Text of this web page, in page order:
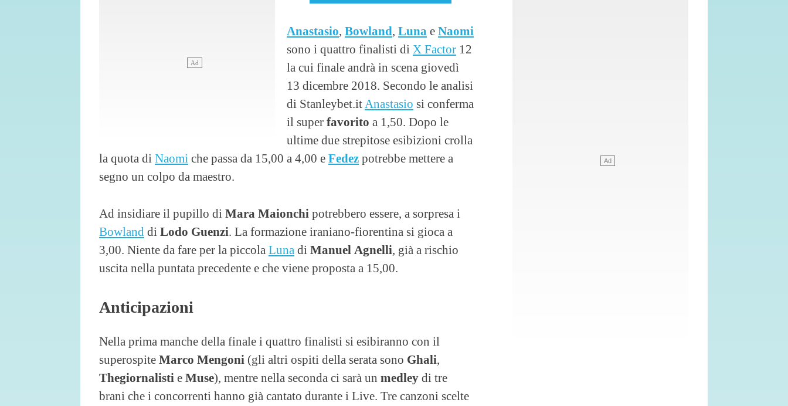
Anastasio, Bowland, Luna e Naomi
sono i quattro finalisti di X Factor 12
la cui finale andrà in scena giovedì
13 dicembre 2018. Secondo le analisi
di Stanleybet.it Anastasio si conferma
il super favorito a 1,50. Dopo le
ultime due strepitose esibizioni crolla
la quota di Naomi che passa da 15,00 a 4,00 e Fedez potrebbe mettere a
segno un colpo da maestro.
Ad insidiare il pupillo di Mara Maionchi potrebbero essere, a sorpresa i
Bowland di Lodo Guenzi. La formazione iraniano-fiorentina si gioca a
3,00. Niente da fare per la piccola Luna di Manuel Agnelli, già a rischio
uscita nella puntata precedente e che viene proposta a 15,00.
Anticipazioni
Nella prima manche della finale i quattro finalisti si esibiranno con il
superospite Marco Mengoni (gli altri ospiti della serata sono Ghali,
Thegiornalisti e Muse), mentre nella seconda ci sarà un medley di tre
brani che i concorrenti hanno già cantato durante i Live. Tre canzoni scelte